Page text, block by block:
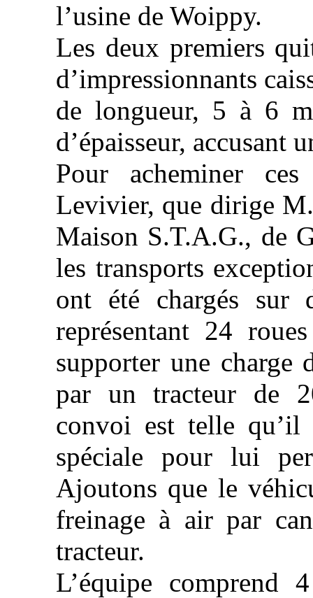
l’usine de Woippy.
Les deux premiers
d’impressionnants
de longueur, 5 à 6
d’épaisseur, accusant
Pour acheminer
Levivier, que dirige
Maison S.T.A.G., de
les transports
ont été chargés sur
représentant 24
supporter une
par un tracteur de
convoi est telle
spéciale pour lui
Ajoutons que le
freinage à air par
tracteur.
L’équipe comprend